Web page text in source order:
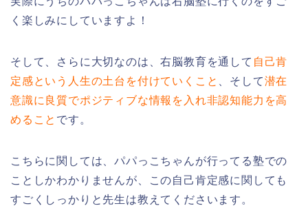
く楽しみにしていますよ！
そして、さらに大切なのは、右脳教育を通して 自己肯
定感という人生の土台を付けていくこと
、そして潜在
意識に良質でポジティブな情報を入れ非認知能力を高
めること です。
こちらに関しては、パパっこちゃんが行ってる塾での
ことしかわかりませんが、この自己肯定感に関しても
すごくしっかりと先生は教えてくださいます。